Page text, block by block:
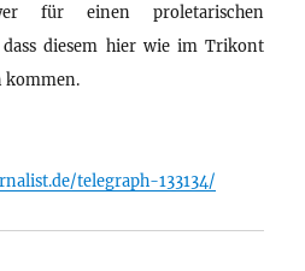
für einen proletarischen
dass diesem hier wie im Trikont
kommen.
telegraph-133134/